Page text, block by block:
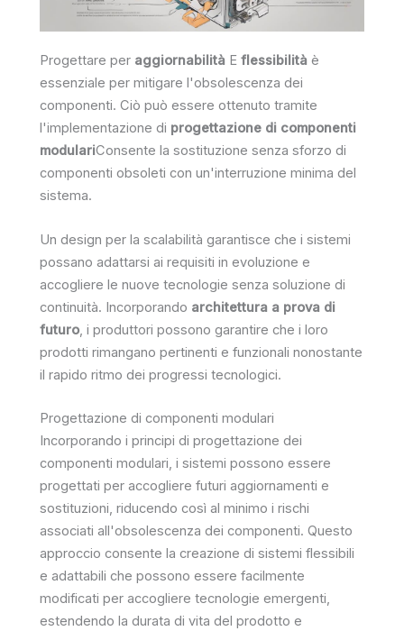
Progettare per aggiornabilità E flessibilità è
essenziale per mitigare l'obsolescenza dei
componenti. Ciò può essere ottenuto tramite
l'implementazione di progettazione di componenti
modulariConsente la sostituzione senza sforzo di
componenti obsoleti con un'interruzione minima del
sistema.
Un design per la scalabilità garantisce che i sistemi
possano adattarsi ai requisiti in evoluzione e
accogliere le nuove tecnologie senza soluzione di
continuità. Incorporando architettura a prova di
futuro, i produttori possono garantire che i loro
prodotti rimangano pertinenti e funzionali nonostante
il rapido ritmo dei progressi tecnologici.
Progettazione di componenti modulari
Incorporando i principi di progettazione dei
componenti modulari, i sistemi possono essere
progettati per accogliere futuri aggiornamenti e
sostituzioni, riducendo così al minimo i rischi
associati all'obsolescenza dei componenti. Questo
approccio consente la creazione di sistemi flessibili
e adattabili che possono essere facilmente
modificati per accogliere tecnologie emergenti,
estendendo la durata di vita del prodotto e